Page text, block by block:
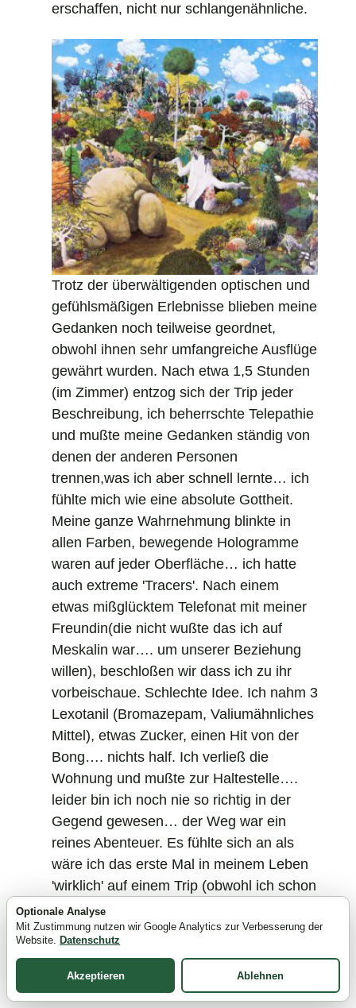
erschaffen, nicht nur schlangenähnliche.
Trotz der überwältigenden optischen und
gefühlsmäßigen Erlebnisse blieben meine
Gedanken noch teilweise geordnet,
obwohl ihnen sehr umfangreiche Ausflüge
gewährt wurden. Nach etwa 1,5 Stunden
(im Zimmer) entzog sich der Trip jeder
Beschreibung, ich beherrschte Telepathie
und mußte meine Gedanken ständig von
denen der anderen Personen
trennen,was ich aber schnell lernte… ich
fühlte mich wie eine absolute Gottheit.
Meine ganze Wahrnehmung blinkte in
allen Farben, bewegende Hologramme
waren auf jeder Oberfläche… ich hatte
auch extreme 'Tracers'. Nach einem
etwas mißglücktem Telefonat mit meiner
Freundin(die nicht wußte das ich auf
Meskalin war…. um unserer Beziehung
willen), beschloßen wir dass ich zu ihr
vorbeischaue. Schlechte Idee. Ich nahm 3
Lexotanil (Bromazepam, Valiumähnliches
Mittel), etwas Zucker, einen Hit von der
Bong…. nichts half. Ich verließ die
Wohnung und mußte zur Haltestelle….
leider bin ich noch nie so richtig in der
Gegend gewesen… der Weg war ein
reines Abenteuer. Es fühlte sich an als
wäre ich das erste Mal in meinem Leben
'wirklich' auf einem Trip (obwohl ich schon
viel extremere Erfahrungen gehabt
habe…)…. so stellte ich mirLSDmit 10
Jahren vor. Ich hörte wieder Aphex
Twin,überall noch immer blinkende
Hologramme und die wildesten Optix die
Optionale Analyse
Mit Zustimmung nutzen wir Google Analytics zur Verbesserung der
Website. Datenschutz
Akzeptieren Ablehnen